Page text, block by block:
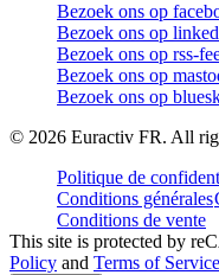
Bezoek ons op
Bezoek ons op
Bezoek ons op rss-
Bezoek ons op
Bezoek ons op
© 2026 Euractiv FR. All
Politique de
Conditions générales
Conditions de vente
This site is protected by
Policy and Terms of Service